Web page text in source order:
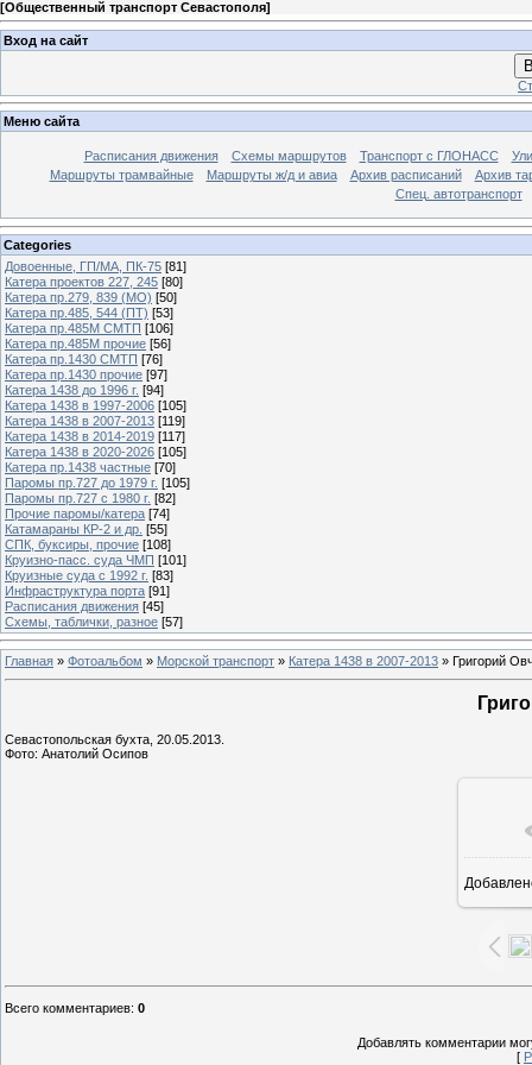
[Общественный транспорт Севастополя]
Вход на сайт
Меню сайта
Расписания движения Схемы маршрутов Транспорт с ГЛОНАСС
Маршруты трамвайные
Маршруты ж/д и авиа Архив расписаний
Архив
Спец. автотранспорт
Categories
Довоенные, ГП/МА, ПК-75 [81]
Катера проектов 227, 245 [80]
Катера пр.279, 839 (МО) [50]
Катера пр.485, 544 (ПТ) [53]
Катера пр.485М СМТП [106]
Катера пр.485М прочие [56]
Катера пр.1430 СМТП [76]
Катера пр.1430 прочие [97]
Катера 1438 до 1996 г. [94]
Катера 1438 в 1997-2006 [105]
Катера 1438 в 2007-2013 [119]
Катера 1438 в 2014-2019 [117]
Катера 1438 в 2020-2026 [105]
Катера пр.1438 частные [70]
Паромы пр.727 до 1979 г. [105]
Паромы пр.727 с 1980 г. [82]
Прочие паромы/катера [74]
Катамараны КР-2 и др. [55]
СПК, буксиры, прочие [108]
Круизно-пасс. суда ЧМП [101]
Круизные суда с 1992 г. [83]
Инфраструктура порта [91]
Расписания движения [45]
Схемы, таблички, разное [57]
Главная » Фотоальбом » Морской транспорт » Катера 1438 в 2007-2013 » Григорий
Севастопольская бухта, 20.05.2013.
Фото: Анатолий Осипов
Всего комментариев: 0
Добавлять комментарии
[